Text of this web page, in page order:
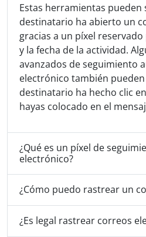
Estas herramientas pueden
destinatario ha abierto un
gracias a un píxel
y la fecha de la actividad.
avanzados de seguimiento
electrónico también pueden
destinatario ha hecho clic
hayas colocado en el
¿Qué es un píxel de
electrónico?
¿Cómo puedo rastrear un
¿Es legal rastrear correos